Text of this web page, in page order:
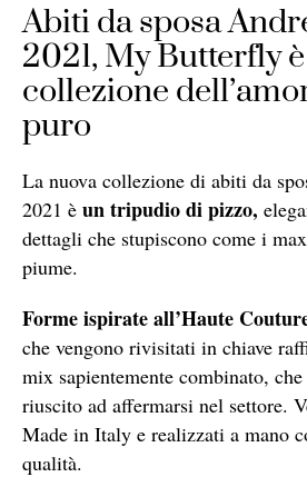
Abiti da sposa
2021, My Butterfly
collezione
puro
La nuova collezione di abiti da
2021 è un tripudio di pizzo,
dettagli che stupiscono come i
piume.
Forme ispirate all’Haute
che vengono rivisitati in chiave
mix sapientemente combinato,
riuscito ad affermarsi nel settore.
Made in Italy e realizzati a mano
qualità.